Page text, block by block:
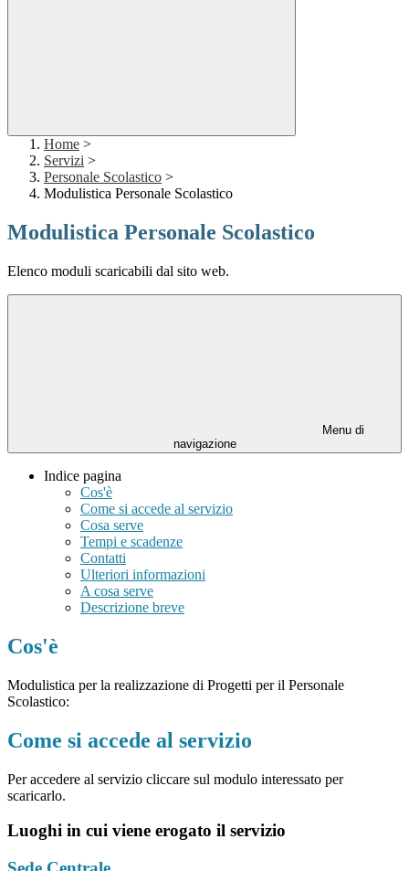
Home >
Servizi >
Personale Scolastico >
Modulistica Personale Scolastico
Modulistica Personale Scolastico
Elenco moduli scaricabili dal sito web.
Menu di
navigazione
Indice pagina
Cos'è
Come si accede al servizio
Cosa serve
Tempi e scadenze
Contatti
Ulteriori informazioni
A cosa serve
Descrizione breve
Cos'è
Modulistica per la realizzazione di Progetti per il Personale
Scolastico:
Come si accede al servizio
Per accedere al servizio cliccare sul modulo interessato per
scaricarlo.
Luoghi in cui viene erogato il servizio